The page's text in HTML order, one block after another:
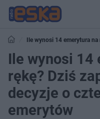
Ile wynosi 14 emerytura
czternastkach dla emerytów
Ile wynosi 14
rękę? Dziś
decyzje o
emerytów